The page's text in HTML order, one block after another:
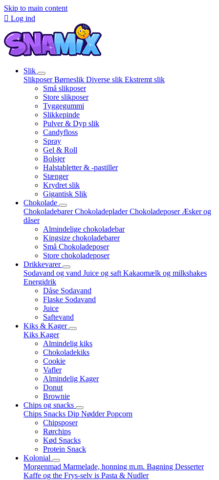
Skip to main content
 Log ind
Slik
SlikposerBørneslik Diverse slik Ekstremt slik
Små slikposer
Store slikposer
Tyggegummi
Slikkepinde
Pulver & Dyp slik
Candyfloss
Spray
Gel & Roll
Bolsjer
Halstabletter & -pastiller
Stænger
Krydret slik
Gigantisk Slik
Chokolade
ChokoladebarerChokoladepladerChokoladeposer Æsker og
dåser
Almindelige chokoladebar
Kingsize chokoladebarer
Små Chokoladeposer
Store chokoladeposer
Drikkevarer
Sodavand og vand Juice og saft Kakaomælk og milkshakes
Energidrik
Dåse Sodavand
Flaske Sodavand
Juice
Saftevand
Kiks & Kager
Kiks Kager
Almindelig kiks
Chokoladekiks
Cookie
Vafler
Almindelig Kager
Donut
Brownie
Chips og snacks
Chips Snacks Dip NødderPopcorn
Chipsposer
Rørchips
Kød Snacks
Protein Snack
Kolonial
Morgenmad Marmelade, honning m.m. Bagning Desserter
Kaffe og the Frys-selv is Pasta & Nudler